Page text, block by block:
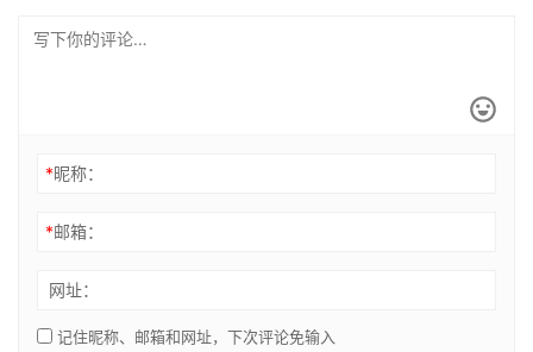
*昵称：
*邮箱：
网址：
记住昵称、邮箱和网址，下次评论免输入